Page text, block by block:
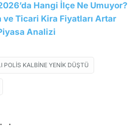
Hangi İlçe Ne Umuyor?
ve Ticari Kira Fiyatları Artar
Analizi
POLIS KALBINE YENIK DÜŞTÜ